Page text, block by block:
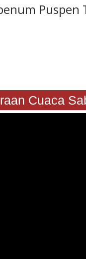
Puspen
Cuaca Sabtu